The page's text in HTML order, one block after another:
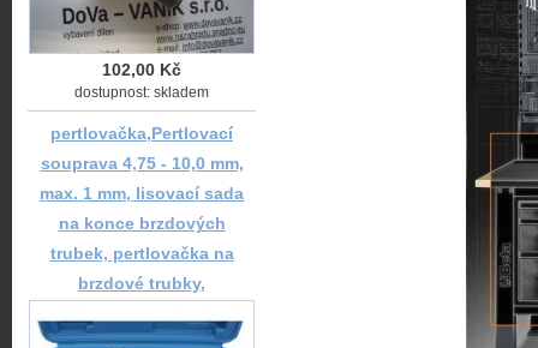
102,00 Kč
dostupnost: skladem
pertlovačka,Pertlovací
souprava 4,75 - 10,0 mm,
max. 1 mm, lisovací sada
na konce brzdových
trubek, pertlovačka na
brzdové trubky,